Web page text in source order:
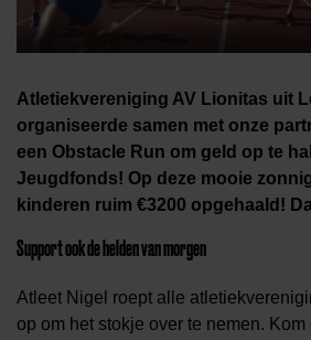
Atletiekvereniging AV Lionitas uit
organiseerde samen met onze
een Obstacle Run om geld op te
Jeugdfonds! Op deze mooie
kinderen ruim €3200 opgehaald!
Support ook de helden van morgen
Atleet Nigel roept alle
op om het stokje over te nemen.